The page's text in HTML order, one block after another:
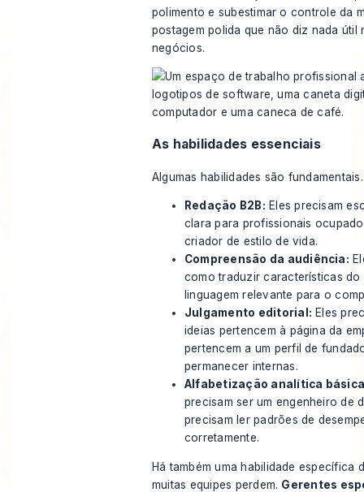
polimento e subestimar o controle da
postagem polida que não diz nada útil
negócios.
As habilidades essenciais
Algumas habilidades são fundamentais.
Redação B2B: Eles precisam
clara para profissionais
criador de estilo de vida.
Compreensão da audiência:
como traduzir características do
linguagem relevante para o
Julgamento editorial: Eles
ideias pertencem à página da
pertencem a um perfil de
permanecer internas.
Alfabetização analítica
precisam ser um engenheiro de
precisam ler padrões de
corretamente.
Há também uma habilidade específica
muitas equipes perdem. Gerentes